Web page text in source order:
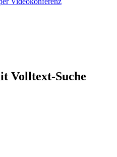
Volltext-Suche